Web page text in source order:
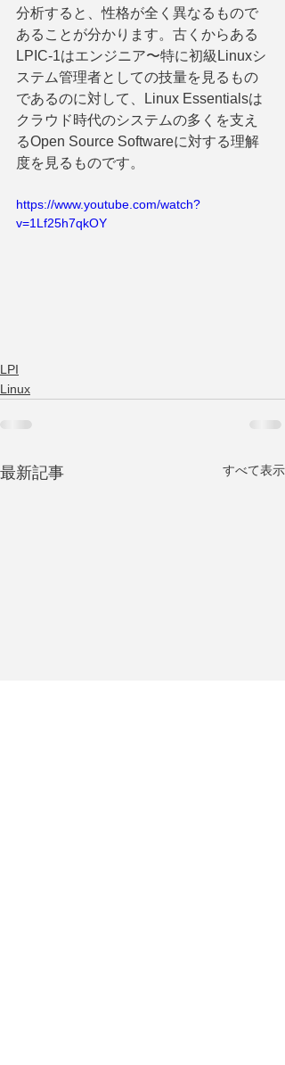
分析すると、性格が全く異なるもので
あることが分かります。古くからある
LPIC-1はエンジニア〜特に初級Linuxシ
ステム管理者としての技量を見るもの
であるのに対して、Linux Essentialsは
クラウド時代のシステムの多くを支え
るOpen Source Softwareに対する理解
度を見るものです。
https://www.youtube.com/watch?
v=1Lf25h7qkOY
LPI
Linux
最新記事 すべて表示